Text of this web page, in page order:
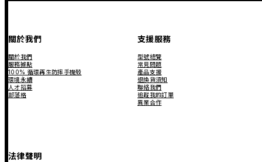
關於我們
關於我們
服務據點
100% 循環再生防摔手機殼
環境永續
人才招募
部落格
支援服務
型號總覽
常見問題
產品支援
退換貨須知
聯絡我們
追蹤我的訂單
異業合作
法律聲明